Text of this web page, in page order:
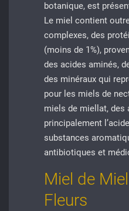
botanique, est
Le miel contient
complexes, des
(moins de 1%),
des acides aminés,
des minéraux qui
pour les miels de
miels de miellat, des
principalement
substances
antibiotiques et
Miel de
Fleurs